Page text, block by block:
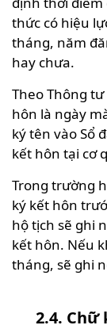
thức có hiệu
tháng, năm
hay chưa.
Theo Thông tư
hôn là ngày
ký tên vào Sổ
kết hôn tại cơ
Trong trường
ký kết hôn
hộ tịch sẽ ghi
kết hôn. Nếu
tháng, sẽ ghi
2.4. Chữ